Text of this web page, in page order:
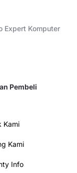
Expert Komputer
Pembeli
Kami
Kami
Info